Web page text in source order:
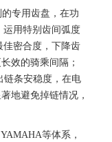
专用齿盘，在功
运用特别齿间弧度
佳密合度，下降齿
效的骑乘间隔；
链条安稳度，在电
地避免掉链情况，
等体系，